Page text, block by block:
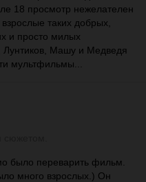
18 просмотр нежелателен
таких добрых,
и просто милых
Машу и Медведя
мультфильмы...
было переварить фильм.
много взрослых.) Он